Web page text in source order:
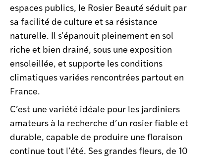
espaces publics, le Rosier Beauté séduit par
sa facilité de culture et sa résistance
naturelle. Il s’épanouit pleinement en sol
riche et bien drainé, sous une exposition
ensoleillée, et supporte les conditions
climatiques variées rencontrées partout en
France.
C’est une variété idéale pour les jardiniers
amateurs à la recherche d’un rosier fiable et
durable, capable de produire une floraison
continue tout l’été. Ses grandes fleurs, de 10